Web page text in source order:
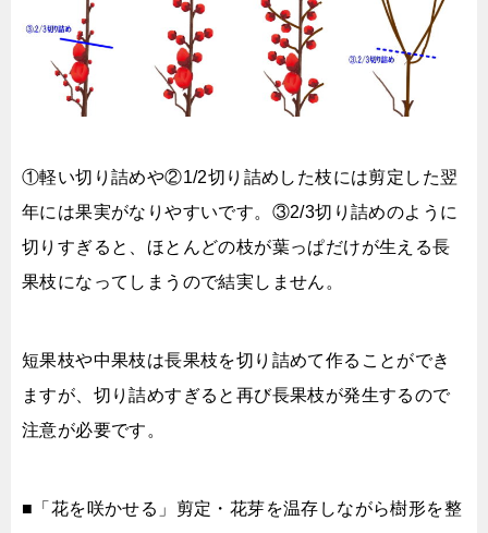
①軽い切り詰めや②1/2切り詰めした枝には剪定した翌
年には果実がなりやすいです。③2/3切り詰めのように
切りすぎると、ほとんどの枝が葉っぱだけが生える長
果枝になってしまうので結実しません。
短果枝や中果枝は長果枝を切り詰めて作ることができ
ますが、切り詰めすぎると再び長果枝が発生するので
注意が必要です。
■「花を咲かせる」剪定・花芽を温存しながら樹形を整